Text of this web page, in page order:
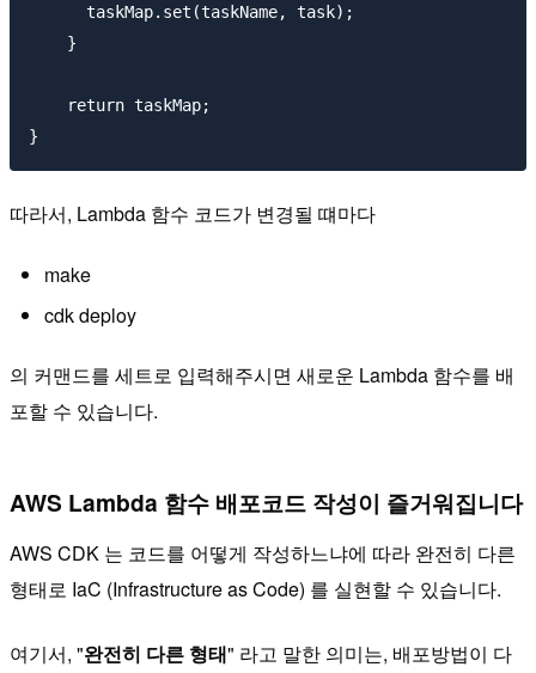
      taskMap.set(taskName, task);
    }
    return taskMap;
따라서, Lambda 함수 코드가 변경될 떄마다
make
cdk deploy
의 커맨드를 세트로 입력해주시면 새로운 Lambda 함수를 배
포할 수 있습니다.
AWS Lambda 함수 배포코드 작성이 즐거워집니다
AWS CDK 는 코드를 어떻게 작성하느냐에 따라 완전히 다른
형태로 IaC (Infrastructure as Code) 를 실현할 수 있습니다.
여기서, "완전히 다른 형태" 라고 말한 의미는, 배포방법이 다